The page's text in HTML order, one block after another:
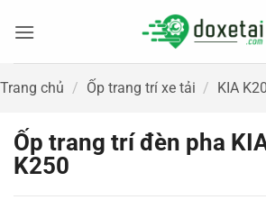
qua
dung
Trang chủ / Ốp trang trí xe tải / KIA
Ốp trang trí đèn pha
K250